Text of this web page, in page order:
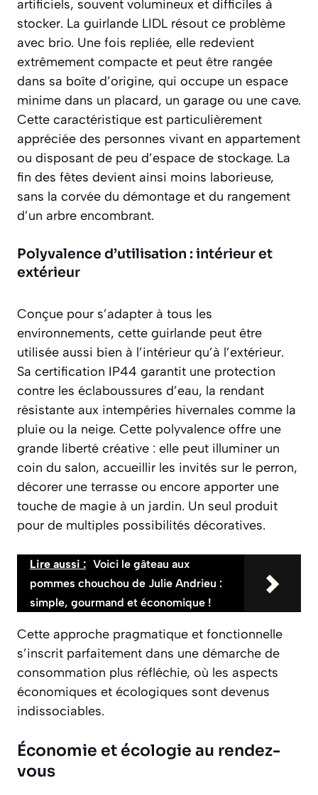
artificiels, souvent volumineux et difficiles à
stocker. La guirlande LIDL résout ce problème
avec brio. Une fois repliée, elle redevient
extrêmement compacte et peut être rangée
dans sa boîte d’origine, qui occupe un espace
minime dans un placard, un garage ou une cave.
Cette caractéristique est particulièrement
appréciée des personnes vivant en appartement
ou disposant de peu d’espace de stockage. La
fin des fêtes devient ainsi moins laborieuse,
sans la corvée du démontage et du rangement
d’un arbre encombrant.
Polyvalence d’utilisation : intérieur et
extérieur
Conçue pour s’adapter à tous les
environnements, cette guirlande peut être
utilisée aussi bien à l’intérieur qu’à l’extérieur.
Sa certification IP44 garantit une protection
contre les éclaboussures d’eau, la rendant
résistante aux intempéries hivernales comme la
pluie ou la neige. Cette polyvalence offre une
grande liberté créative : elle peut illuminer un
coin du salon, accueillir les invités sur le perron,
décorer une terrasse ou encore apporter une
touche de magie à un jardin. Un seul produit
pour de multiples possibilités décoratives.
Lire aussi : Voici le gâteau aux
pommes chouchou de Julie Andrieu :
simple, gourmand et économique !
Cette approche pragmatique et fonctionnelle
s’inscrit parfaitement dans une démarche de
consommation plus réfléchie, où les aspects
économiques et écologiques sont devenus
indissociables.
Économie et écologie au rendez-
vous